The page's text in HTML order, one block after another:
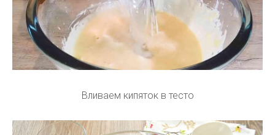
Вливаем кипяток в тесто